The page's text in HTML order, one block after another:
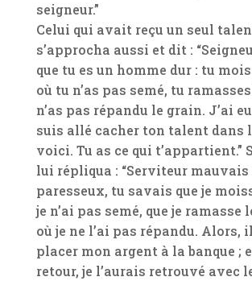
seigneur.”
Celui qui avait reçu un seul
s’approcha aussi et dit :
que tu es un homme dur : tu
où tu n’as pas semé, tu
n’as pas répandu le grain. J’ai
suis allé cacher ton talent dans
voici. Tu as ce qui t’appartient.”
lui répliqua : “Serviteur mauvais
paresseux, tu savais que je
je n’ai pas semé, que je ramasse
où je ne l’ai pas répandu.
placer mon argent à la banque ;
retour, je l’aurais retrouvé avec